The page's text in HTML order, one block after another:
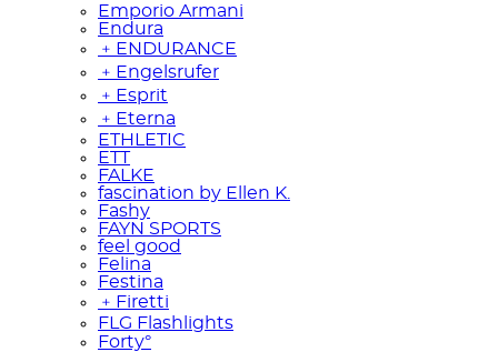
Emporio Armani
Endura
﹢ ENDURANCE
﹢ Engelsrufer
﹢ Esprit
﹢ Eterna
ETHLETIC
ETT
FALKE
fascination by Ellen K.
Fashy
FAYN SPORTS
feel good
Felina
Festina
﹢ Firetti
FLG Flashlights
Forty°